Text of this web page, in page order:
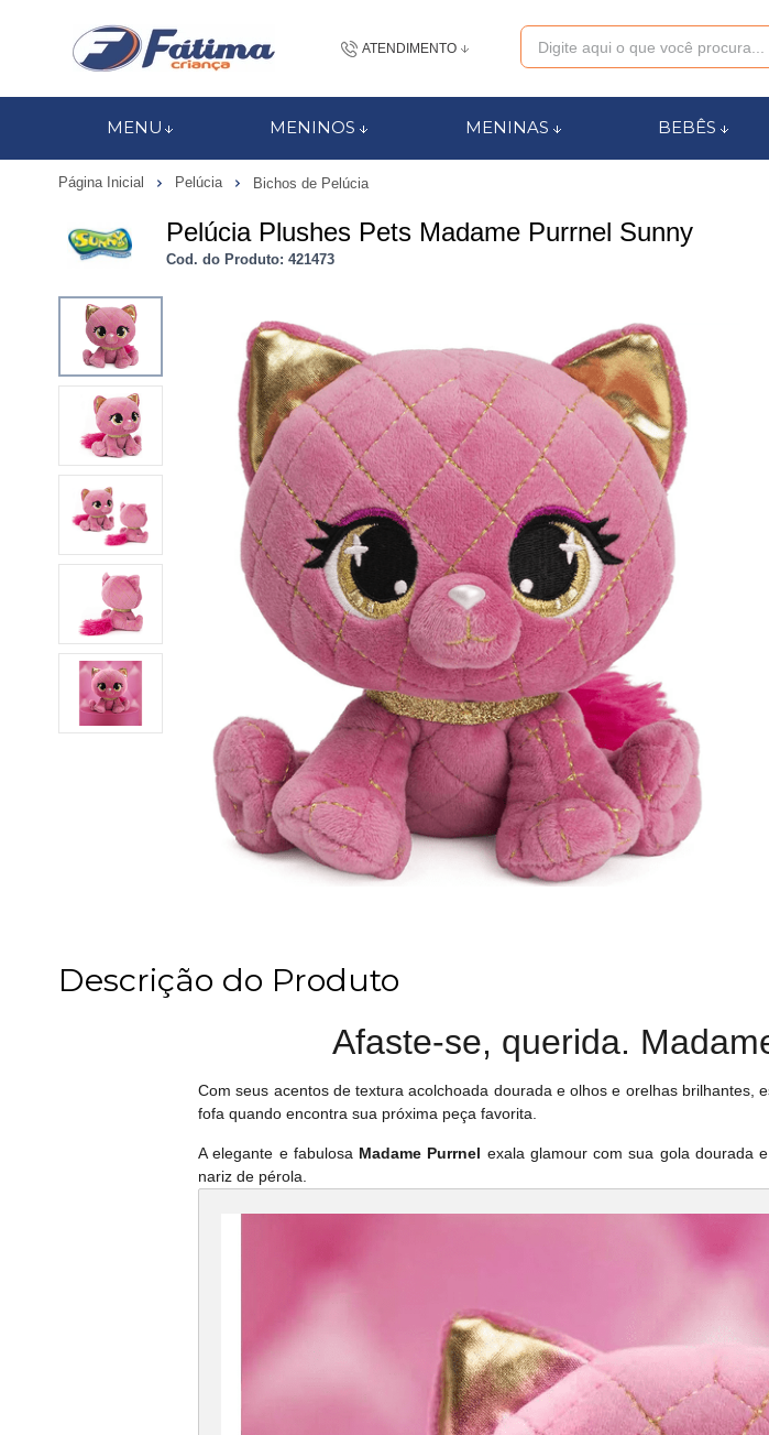
ATENDIMENTO
MENU MENINOS MENINAS BEBÊS
Página Inicial Pelúcia Bichos de Pelúcia
Pelúcia Plushes Pets Madame Purrnel Sunny
Cod. do Produto: 421473
Descrição do Produto
Afaste-se, querida.
Com seus acentos de textura acolchoada dourada e olhos e orelhas
fofa quando encontra sua próxima peça favorita.
A elegante e fabulosa Madame Purrnel exala glamour com sua gola dourada
nariz de pérola.